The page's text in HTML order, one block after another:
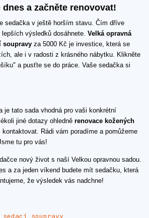
a začněte renovovat!
sedačka v ještě horším stavu. Čím dříve
výsledků dosáhnete. Velká opravná
soupravy za 5000 Kč je investice, která se
ale i v radosti z krásného nábytku. Klikněte
a pusťte se do práce. Vaše sedačka si
je tato sada vhodná pro vaši konkrétní
jiné dotazy ohledně renovace kožených
kontaktovat. Rádi vám poradíme a pomůžeme
tu pro vás!
nový život s naší Velkou opravnou sadou.
a za jeden víkend budete mít sedačku, která
že výsledek vás nadchne!